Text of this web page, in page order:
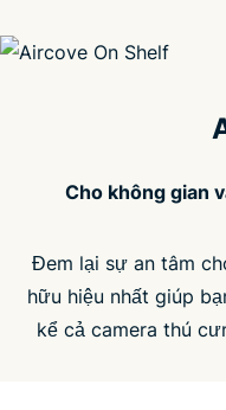
Cho không gian
Đem lại sự an tâm
hữu hiệu nhất giúp
kể cả camera thú